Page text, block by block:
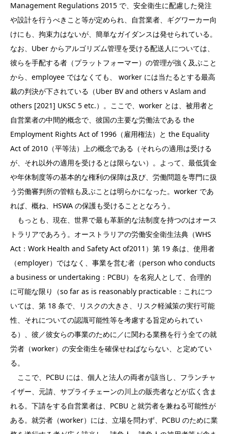
Management Regulations 2015 で、安全衛生に配慮した発注
や設計を行うべきこと等が定められ、自営業者、ギグワーカー向
けにも、拘束力はないが、簡単なガイダンスは発せられている。
なお、Uber からアルゴリズム管理を受ける配送人については、
彼らを手配する者（プラットフォーマー）の管理が強く及ぶこと
から、employee ではなくても、 worker には当たるとする最高
裁の判決が下されている（Uber BV and others v Aslam and
others [2021] UKSC 5 etc.）。ここで、worker とは、被用者と
自営業者の中間的概念で、彼国の主要な労働法である the
Employment Rights Act of 1996（雇用権法）と the Equality
Act of 2010（平等法）上の概念である（それらの適用は受ける
が、それ以外の適用を受けるとは限らない）。よって、最低賃金
や年休制度等の基本的な権利の保障は及び、労働問題を専門に扱
う労働審判所の管轄も及ぶことは明らかになった。worker であ
れば、概ね、HSWA の保護も受けることとなろう。
もっとも、現在、世界で最も革新的な法制度を持つのはオース
トラリアであろう。オーストラリアの労働安全衛生法典（WHS
Act：Work Health and Safety Act of2011）第 19 条は、使用者
（employer）ではなく、事業を営む者（person who conducts
a business or undertaking：PCBU）を名宛人として、合理的
に可能な限り（so far as is reasonably practicable：これにつ
いては、第 18 条で、リスクの大きさ、リスク軽減策の実行可能
性、それについての認識可能性等を考慮する旨定められてい
る）、彼／彼女らの事業のために／に関わる業務を行う全ての就
労者（worker）の安全衛生を確保せねばならない、と定めてい
る。
ここで、PCBU には、個人と法人の両者が該当し、フランチャ
イザー、元請、サプライチェーンの川上の販売者などが広く含ま
れる。下請をする自営業者は、PCBU と就労者を兼ねる可能性が
ある。就労者（worker）には、立場を問わず、PCBU のために業